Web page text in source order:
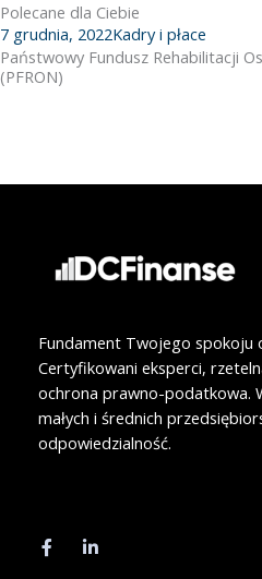
o
Polecane dla Ciebie
7 grudnia, 2022Kadry i płace
Państwowy Fundusz Rehabilitacji
(PFRON)
Fundament Twojego spokoju
Certyfikowani eksperci,
ochrona prawno-podatkowa.
małych i średnich
odpowiedzialność.
c
e
n